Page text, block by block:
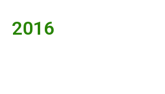
2016